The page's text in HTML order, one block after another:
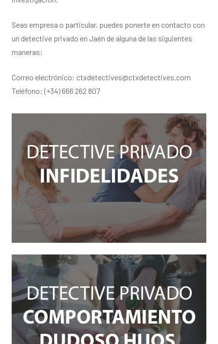
Seas empresa o particular, puedes ponerte en contacto con
un detective privado en Jaén de alguna de las siguientes
maneras:
Correo electrónico: ctxdetectives@ctxdetectives.com
Teléfono: (+34) 666 262 807